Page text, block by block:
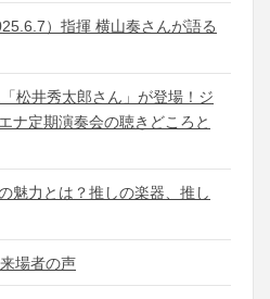
）指揮 横山奏さんが語る
松井秀太郎さん」が登場！ジ
ナ定期演奏会の聴きどころと
魅力とは？推しの楽器、推し
場者の声